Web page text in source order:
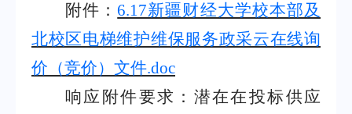
附件： 6.17新疆财经大学校本部及
北校区电梯维护维保服务政采云在线询
价（竞价）文件.doc
响应附件要求：潜在在投标供应